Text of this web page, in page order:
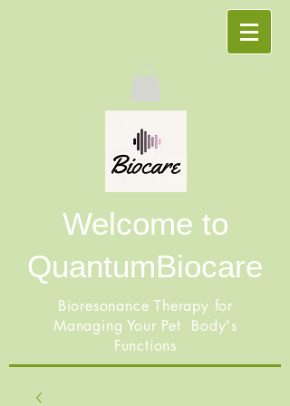
Welcome to
QuantumBiocare
Bioresonance Therapy for
Managing Your Pet Body's
Functions